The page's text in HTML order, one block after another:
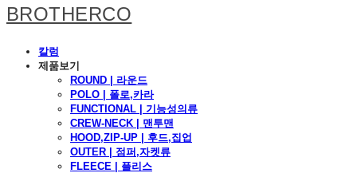
BROTHERCO
칼럼
제품보기
ROUND | 라운드
POLO | 폴로,카라
FUNCTIONAL | 기능성의류
CREW-NECK | 맨투맨
HOOD,ZIP-UP | 후드,집업
OUTER | 점퍼,자켓류
FLEECE | 플리스